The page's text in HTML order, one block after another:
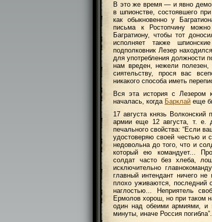
В это же время — и явно
в шпионстве, состоявшего
как обыкновенно у
письма к Ростопчину
Багратиону, чтобы тот
исполняет также
подполковник Лезер
для употребления должности
нам вреден, нежели
сиятельству, прося вас
никакого способа иметь
Вся эта история с Лезером
началась, когда Барклай еще
17 августа князь Волконский
армии еще 12 августа, т. е.
печального свойства: “Если
удостоверяю своей честью и
недовольна до того, что и
который ею командует...
солдат часто без хлеба,
исключительно
главный интендант ничего
плохо уживаются, последний
наглостью... Неприятель
Ермолов хорош, но при таком
один над обеими армиями, и
минуты, иначе Россия погибла”.